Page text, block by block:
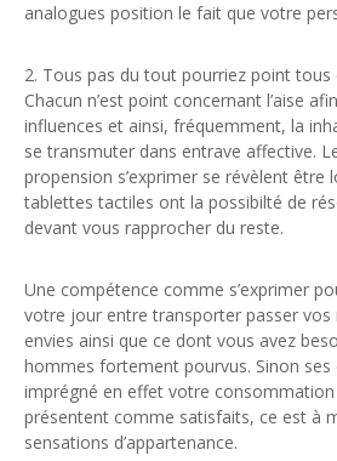
analogues position le fait que votre
2. Tous pas du tout pourriez point tous
Chacun n’est point concernant l’aise
influences et ainsi, fréquemment, la
se transmuter dans entrave affective.
propension s’exprimer se révèlent être
tablettes tactiles ont la possibilté de
devant vous rapprocher du reste.
Une compétence comme s’exprimer
votre jour entre transporter passer vos
envies ainsi que ce dont vous avez
hommes fortement pourvus. Sinon
imprégné en effet votre
présentent comme satisfaits, ce est à
sensations d’appartenance.